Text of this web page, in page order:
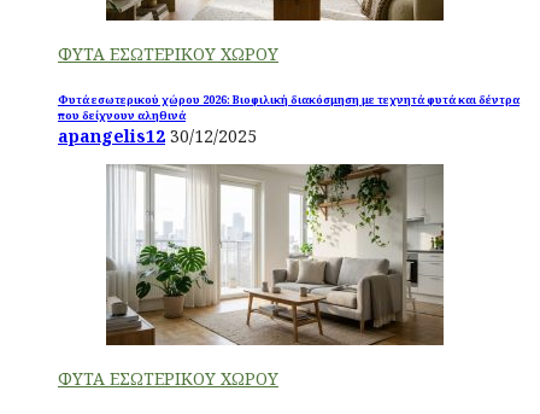
ΦΥΤΑ ΕΣΩΤΕΡΙΚΟΥ ΧΩΡΟΥ
Φυτά εσωτερικού χώρου 2026: Βιοφιλική διακόσμηση με τεχνητά φυτά και δέντρα
που δείχνουν αληθινά
apangelis12 30/12/2025
ΦΥΤΑ ΕΣΩΤΕΡΙΚΟΥ ΧΩΡΟΥ